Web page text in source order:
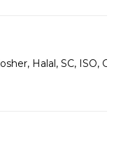
Halal, SC, ISO,